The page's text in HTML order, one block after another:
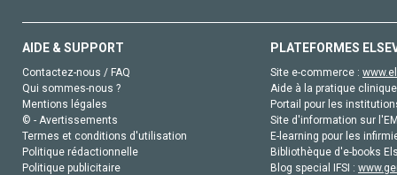
AIDE & SUPPORT
Contactez-nous / FAQ
Qui sommes-nous ?
Mentions légales
© - Avertissements
Termes et conditions d'utilisation
Politique rédactionnelle
Politique publicitaire
PLATEFORMES
Site e-commerce :
Aide à la pratique
Portail pour les
Site d'information sur
E-learning pour les
Bibliothèque d'e-books
Blog special IFSI :